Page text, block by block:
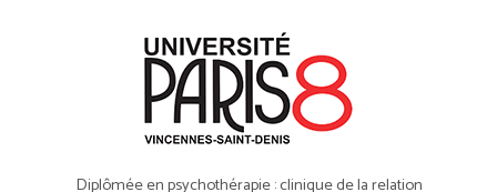
Diplômée en psychothérapie : clinique de la relation